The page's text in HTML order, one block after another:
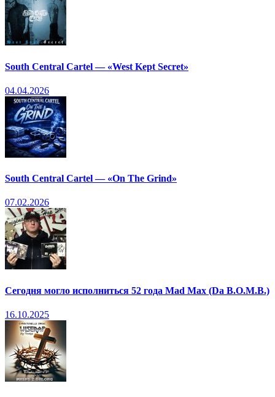
South Central Cartel — «West Kept Secret»
04.04.2026
South Central Cartel — «On The Grind»
07.02.2026
Сегодня могло исполниться 52 года Mad Max (Da B.O.M.B.)
16.10.2025